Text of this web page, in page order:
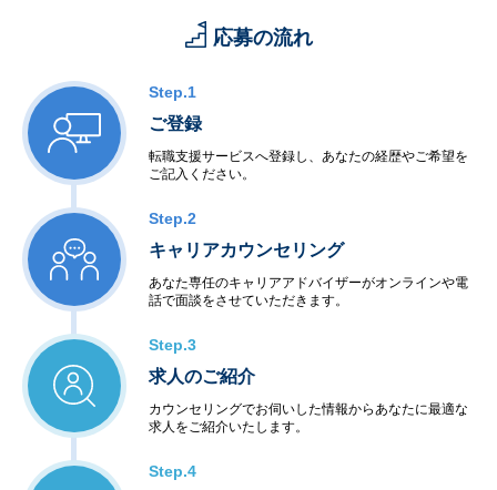
応募の流れ
Step.1
ご登録
転職支援サービスへ登録し、あなたの経歴やご希望を
ご記入ください。
Step.2
キャリアカウンセリング
あなた専任のキャリアアドバイザーがオンラインや電
話で面談をさせていただきます。
Step.3
求人のご紹介
カウンセリングでお伺いした情報からあなたに最適な
求人をご紹介いたします。
Step.4